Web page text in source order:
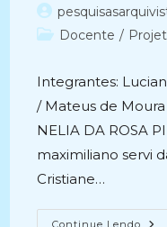
Autor
do
Categoria
Docente /
Integrantes:
/ Mateus de
NELIA DA ROSA
maximiliano servi
Cristiane…
Continue Lendo